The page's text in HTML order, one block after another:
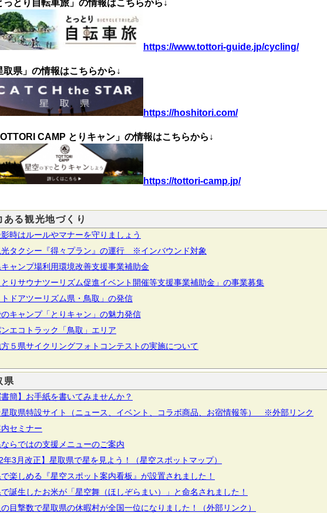
っとり自転車旅」の情報はこちらから↓
https://www.tottori-guide.jp/cycling/
取県」の情報はこちらから↓
https://hoshitori.com/
CAMP とりキャン」 の情報はこちらから↓
https://tottori-camp.jp/
ある観光地づくり
時はルールやマナーを守りましょう
光タクシー『得々プラン』の運行 ※インバウンド対象
ャンプ場利用環境改善支援事業補助金
りサウナツーリズム促進イベント開催等支援事業補助金」の事業募集
ドアツーリズム県・鳥取」の発信
キャンプ「とりキャン」の魅力発信
エコトラック「鳥取」エリア
５県サイクリングフォトコンテストの実施について
県
簡】お手紙を書いてみませんか？
県特設サイト（ニュース、イベント、コラボ商品、お宿情報等） ※外部リンク
セミナー
らではの支援メニューのご案内
年3月改正】星取県で星を見よう！（星空スポットマップ）
楽しめる『星空スポット案内看板』が設置されました！
誕生したお米が「星空舞（ほしぞらまい）」と命名されました！
目撃数で星取県の休暇村が全国一位になりました！（外部リンク）